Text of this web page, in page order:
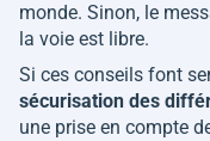
monde. Sinon, le
la voie est libre.
Si ces conseils font
sécurisation des
une prise en compte